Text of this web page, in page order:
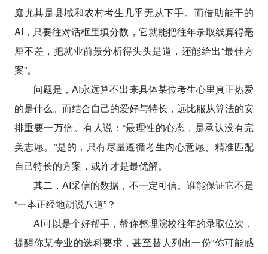
庭尤其是县域和农村考生几乎无从下手。而借助能干的
AI，只要往对话框里填分数，它就能把往年录取线算得毫
厘不差，把就业前景分析得头头是道，还能给出“最佳方
案”。
问题是，AI永远算不出来具体某位考生心里真正热爱
的是什么。而结合自己的爱好与特长，远比服从算法的安
排重要一万倍。有人说：“最理性的心态，是承认没有完
美志愿。”是的，只有尽量遵循考生内心意愿、精准匹配
自己特长的方案，或许才是最优解。
其二，AI采信的数据，不一定可信。谁能保证它不是
“一本正经地胡说八道”？
AI可以是个好帮手，帮你整理院校往年的录取位次，
提醒你某专业的选科要求，甚至替人列出一份“你可能感